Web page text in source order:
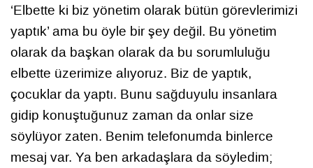
‘Elbette ki biz yönetim olarak bütün görevlerimizi
yaptık’ ama bu öyle bir şey değil. Bu yönetim
olarak da başkan olarak da bu sorumluluğu
elbette üzerimize alıyoruz. Biz de yaptık,
çocuklar da yaptı. Bunu sağduyulu insanlara
gidip konuştuğunuz zaman da onlar size
söylüyor zaten. Benim telefonumda binlerce
mesaj var. Ya ben arkadaşlara da söyledim;